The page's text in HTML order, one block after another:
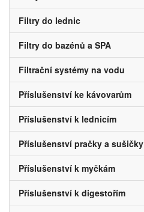
Filtry do lednic
Filtry do bazénů a SPA
Filtrační systémy na vodu
Příslušenství ke kávovarům
Příslušenství k lednicím
Příslušenství pračky a sušičky
Příslušenství k myčkám
Příslušenství k digestořím